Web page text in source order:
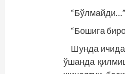
“Бўлмайди…”
“Бошига
Шунда ичида
ўшанда